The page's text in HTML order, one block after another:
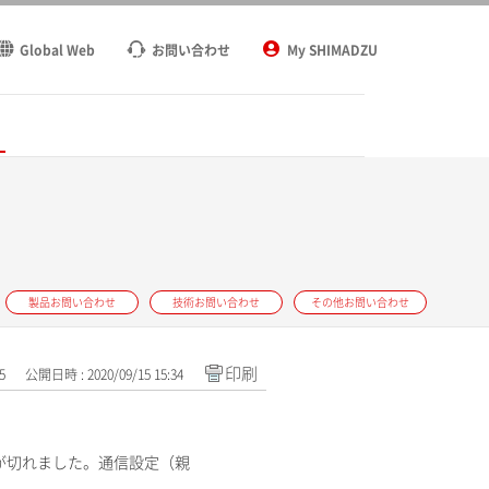
Global Web お問い合わせ My SHIMADZU
製品お問い合わせ 技術お問い合わせ その他お問い合わせ
公開日時 : 2020/09/15 15:34 印刷
切れました。通信設定（親